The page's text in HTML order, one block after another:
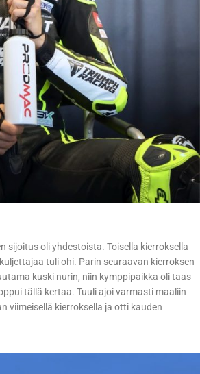
sijoitus oli yhdestoista. Toisella kierroksella
tuli ohi. Parin seuraavan kierroksen
kuski nurin, niin kymppipaikka oli taas
tällä kertaa. Tuuli ajoi varmasti maaliin
viimeisellä kierroksella ja otti kauden